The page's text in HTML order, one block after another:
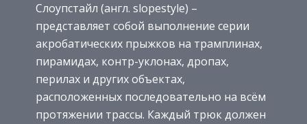
Слоупстайл (англ. slopestyle) –
представляет собой выполнение серии
акробатических прыжков на трамплинах,
пирамидах, контр-уклонах, дропах,
перилах и других объектах,
расположенных последовательно на всём
протяжении трассы. Каждый трюк должен